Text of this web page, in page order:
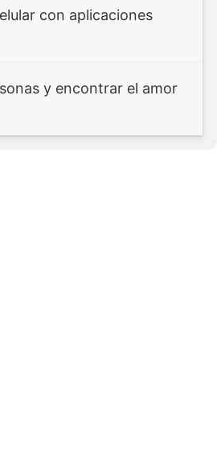
con aplicaciones
y encontrar el amor